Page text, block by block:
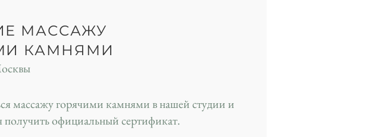
МАССАЖУ
КАМНЯМИ
массажу горячими камнями в нашей студии и
получить официальный сертификат.